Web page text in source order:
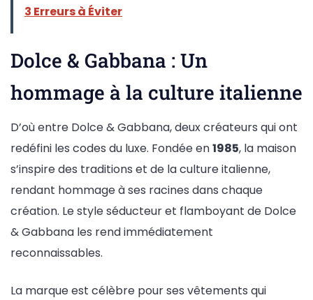
3 Erreurs à Éviter
Dolce & Gabbana : Un
hommage à la culture italienne
D’où entre Dolce & Gabbana, deux créateurs qui ont
redéfini les codes du luxe. Fondée en1985, la maison
s’inspire des traditions et de la culture italienne,
rendant hommage à ses racines dans chaque
création. Le style séducteur et flamboyant de Dolce
& Gabbana les rend immédiatement
reconnaissables.
La marque est célèbre pour ses vêtements qui